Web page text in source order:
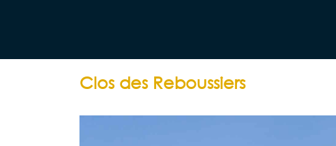
Clos des Reboussiers